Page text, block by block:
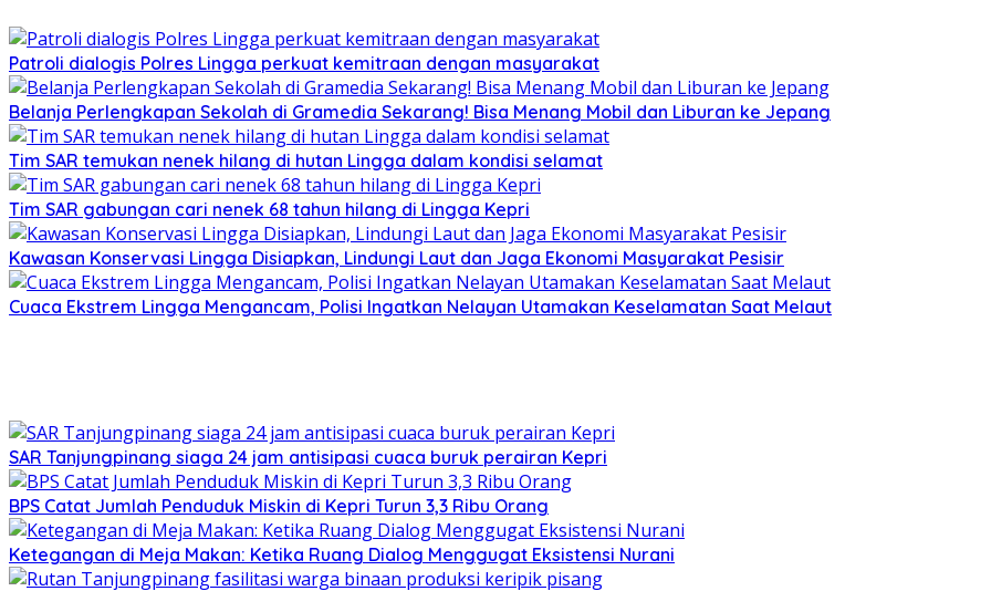
Patroli dialogis Polres Lingga perkuat kemitraan dengan masyarakat
Belanja Perlengkapan Sekolah di Gramedia Sekarang! Bisa Menang Mobil dan Liburan ke Jepang
Tim SAR temukan nenek hilang di hutan Lingga dalam kondisi selamat
Tim SAR gabungan cari nenek 68 tahun hilang di Lingga Kepri
Kawasan Konservasi Lingga Disiapkan, Lindungi Laut dan Jaga Ekonomi Masyarakat Pesisir
Cuaca Ekstrem Lingga Mengancam, Polisi Ingatkan Nelayan Utamakan Keselamatan Saat Melaut
SAR Tanjungpinang siaga 24 jam antisipasi cuaca buruk perairan Kepri
BPS Catat Jumlah Penduduk Miskin di Kepri Turun 3,3 Ribu Orang
Ketegangan di Meja Makan: Ketika Ruang Dialog Menggugat Eksistensi Nurani